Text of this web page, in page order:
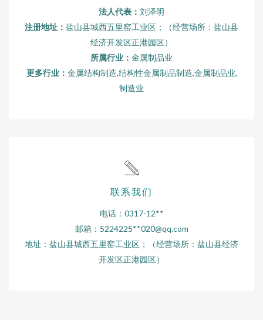
法人代表： 刘泽明
注册地址： 盐山县城西五里窑工业区；（经营场所：盐山县
经济开发区正港园区）
所属行业： 金属制品业
更多行业： 金属结构制造,结构性金属制品制造,金属制品业,
制造业
联系我们
电话：0317-12**
邮箱：5224225**020@qq.com
地址：盐山县城西五里窑工业区；（经营场所：盐山县经济
开发区正港园区）